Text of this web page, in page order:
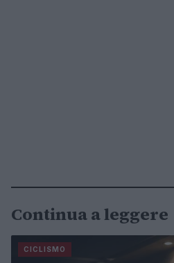
Continua a leggere
CICLISMO